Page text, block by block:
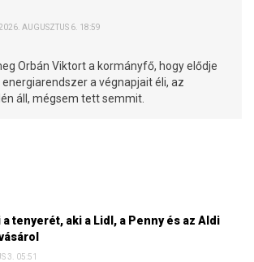
AUGUSZTUS 6. 18:59
Orbán Viktort a kormányfő, hogy elődje
a végnapjait éli, az
áll, mégsem tett semmit.
tenyerét, aki a Lidl, a Penny és az Aldi
3. 05:51